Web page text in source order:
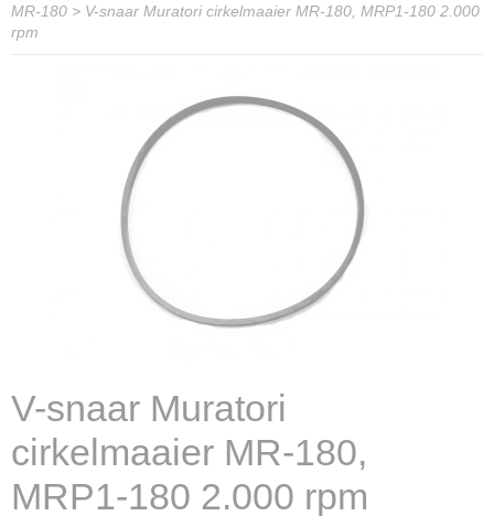
MR-180 > V-snaar Muratori cirkelmaaier MR-180, MRP1-180 2.000
rpm
V-snaar Muratori
cirkelmaaier MR-180,
MRP1-180 2.000 rpm